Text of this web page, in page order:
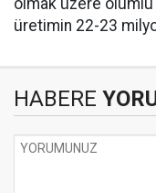
olmak üzere
üretimin 22-23
HABERE